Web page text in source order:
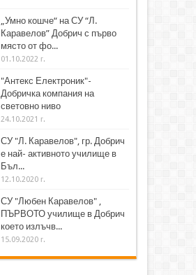
„Умно кошче“ на СУ “Л.
Каравелов” Добрич с първо
място от фо...
01.10.2022 г.
"Антекс Електроник"-
Добричка компания на
световно ниво
24.10.2021 г.
СУ "Л. Каравелов", гр. Добрич
е най- активното училище в
Бъл...
12.10.2020 г.
СУ "Любен Каравелов" ,
ПЪРВОТО училище в Добрич
което излъчв...
15.09.2020 г.